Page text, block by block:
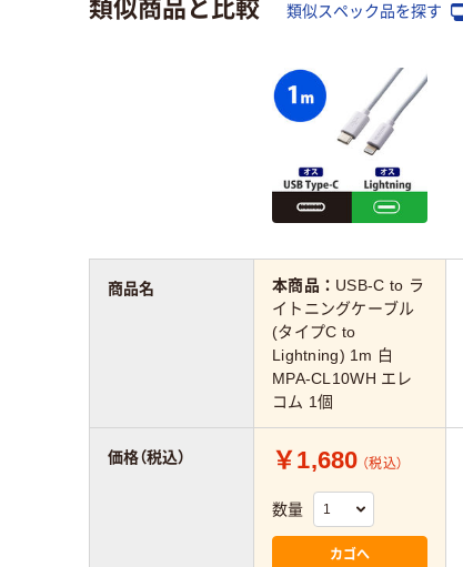
類似スペック品を探す
本商品： USB-C to ラ
イトニングケーブル
(タイプC to
Lightning) 1m 白
MPA-CL10WH エレ
コム 1個
￥1,680 （税込）
数量
カゴへ
商品名
価格（税込）